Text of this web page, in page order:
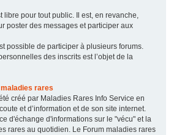
libre pour tout public. Il est, en revanche,
poster des messages et participer aux
possible de participer à plusieurs forums.
des inscrits est l’objet de la
rares
créé par Maladies Rares Info Service en
et d’information et de son site internet.
d'échange d'informations sur le "vécu" et la
rares au quotidien. Le Forum maladies rares